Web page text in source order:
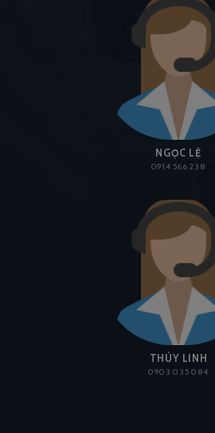
NGỌC LỆ
0914 566 238
THÙY LINH
0903 035 084